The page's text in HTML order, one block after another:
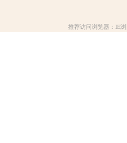
推荐访问浏览器：IE